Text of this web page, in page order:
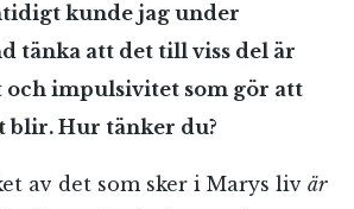
kunde jag under
tänka att det till viss del är
och impulsivitet som gör att
blir. Hur tänker du?
av det som sker i Marys liv är